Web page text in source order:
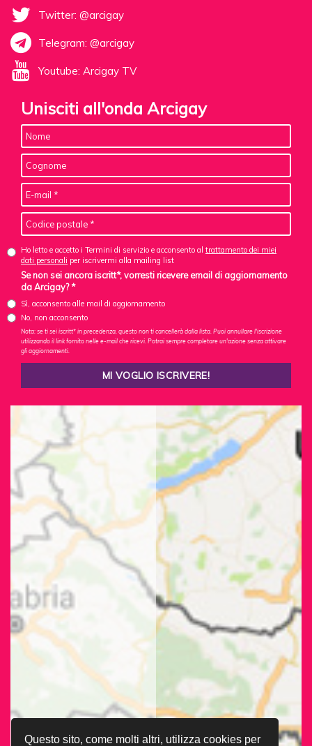
Questo sito, come molti altri, utilizza cookies per
Twitter: @arcigay
Telegram: @arcigay
Youtube: Arcigay TV
Unisciti all'onda Arcigay
Ho letto e accetto i Termini di servizio e acconsento al trattamento dei miei
dati personali per iscrivermi alla mailing list
Se non sei ancora iscritt*, vorresti ricevere email di aggiornamento
da Arcigay? *
Sì, acconsento alle mail di aggiornamento
No, non acconsento
Nota: se ti sei iscritt* in precedenza, questo non ti cancellerà dalla lista. Puoi annullare l'iscrizione
utilizzando il link fornito nelle e-mail che ricevi. Potrai sempre completare un'azione senza attivare
gli aggiornamenti.